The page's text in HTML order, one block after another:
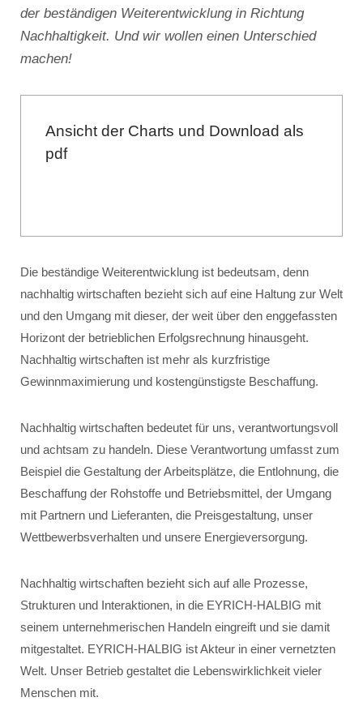
der beständigen Weiterentwicklung in Richtung
Nachhaltigkeit. Und wir wollen einen Unterschied
machen!
Ansicht der Charts und Download als
pdf
Die beständige Weiterentwicklung ist bedeutsam, denn
nachhaltig wirtschaften bezieht sich auf eine Haltung zur Welt
und den Umgang mit dieser, der weit über den enggefassten
Horizont der betrieblichen Erfolgsrechnung hinausgeht.
Nachhaltig wirtschaften ist mehr als kurzfristige
Gewinnmaximierung und kostengünstigste Beschaffung.
Nachhaltig wirtschaften bedeutet für uns, verantwortungsvoll
und achtsam zu handeln. Diese Verantwortung umfasst zum
Beispiel die Gestaltung der Arbeitsplätze, die Entlohnung, die
Beschaffung der Rohstoffe und Betriebsmittel, der Umgang
mit Partnern und Lieferanten, die Preisgestaltung, unser
Wettbewerbsverhalten und unsere Energieversorgung.
Nachhaltig wirtschaften bezieht sich auf alle Prozesse,
Strukturen und Interaktionen, in die EYRICH-HALBIG mit
seinem unternehmerischen Handeln eingreift und sie damit
mitgestaltet. EYRICH-HALBIG ist Akteur in einer vernetzten
Welt. Unser Betrieb gestaltet die Lebenswirklichkeit vieler
Menschen mit.